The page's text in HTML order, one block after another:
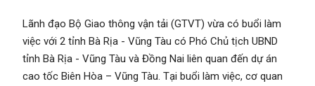
Lãnh đạo Bộ Giao thông vận tải (GTVT) vừa có buổi làm
việc với 2 tỉnh Bà Rịa - Vũng Tàu có Phó Chủ tịch UBND
tỉnh Bà Rịa - Vũng Tàu và Đồng Nai liên quan đến dự án
cao tốc Biên Hòa – Vũng Tàu. Tại buổi làm việc, cơ quan